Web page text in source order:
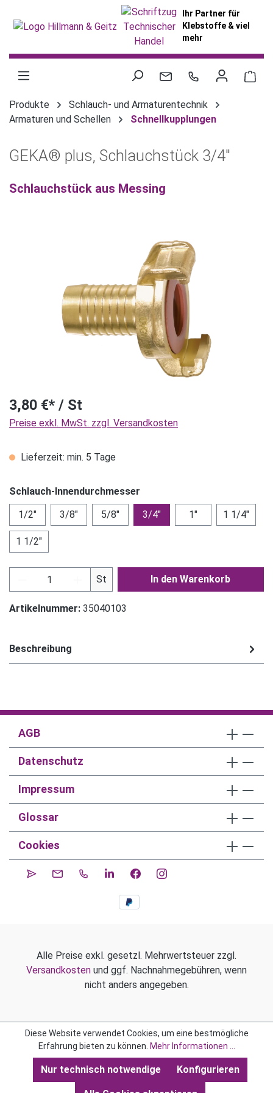
Ihr Partner für
Klebstoffe & viel
mehr
Produkte
Schlauch- und Armaturentechnik
Armaturen und Schellen
Schnellkupplungen
GEKA® plus, Schlauchstück 3/4"
Schlauchstück aus Messing
3,80 €* / St
Preise exkl. MwSt. zzgl. Versandkosten
Lieferzeit: min. 5 Tage
Schlauch-Innendurchmesser
1/2"
3/8" 5/8" 3/4" 1" 1 1/4"
1 1/2"
Produkt Anzahl: Gib den gewünschten Wert
St In den Warenkorb
Artikelnummer: 35040103
Beschreibung
AGB
Datenschutz
Impressum
Glossar
Cookies
Alle Preise exkl. gesetzl. Mehrwertsteuer zzgl.
Versandkosten und ggf. Nachnahmegebühren, wenn
nicht anders angegeben.
Diese Website verwendet Cookies, um eine bestmögliche
Erfahrung bieten zu können. Mehr Informationen ...
Nur technisch notwendige Konfigurieren